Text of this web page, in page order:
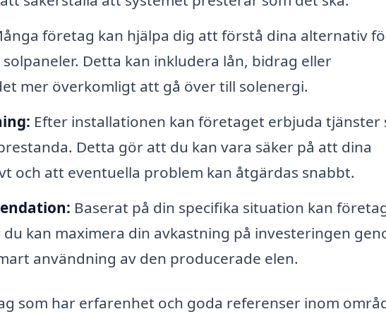
företag kan hjälpa dig att förstå dina alternativ
Detta kan inkludera lån, bidrag eller
mer överkomligt att gå över till solenergi.
Efter installationen kan företaget erbjuda tjänster
Detta gör att du kan vara säker på att dina
och att eventuella problem kan åtgärdas snabbt.
Baserat på din specifika situation kan
kan maximera din avkastning på investeringen
användning av den producerade elen.
som har erfarenhet och goda referenser inom